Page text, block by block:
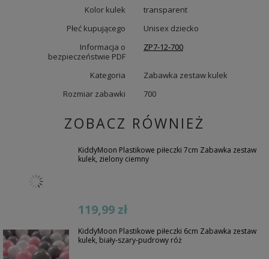
Kolor kulek
transparent
Płeć kupującego
Unisex dziecko
Informacja o
bezpieczeństwie PDF
ZP7-12-700
Kategoria
Zabawka zestaw kulek
Rozmiar zabawki
700
ZOBACZ RÓWNIEŻ
KiddyMoon Plastikowe piłeczki 7cm Zabawka zestaw
kulek, zielony ciemny
119,99 zł
KiddyMoon Plastikowe piłeczki 6cm Zabawka zestaw
kulek, biały-szary-pudrowy róż